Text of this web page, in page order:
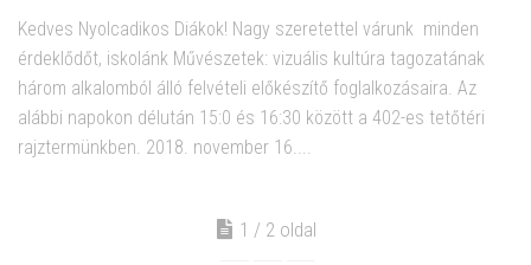
Kedves Nyolcadikos Diákok! Nagy szeretettel várunk minden
érdeklődőt, iskolánk Művészetek: vizuális kultúra tagozatának
három alkalomból álló felvételi előkészítő foglalkozásaira. Az
alábbi napokon délután 15:0 és 16:30 között a 402-es tetőtéri
rajztermünkben. 2018. november 16....
1 / 2 oldal